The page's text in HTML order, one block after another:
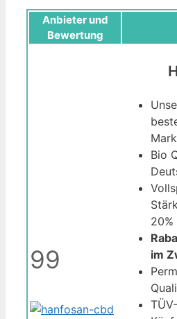
Anbieter und
Bewertung
99
Bio
20%
im